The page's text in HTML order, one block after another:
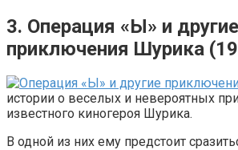
3. Операция «Ы» и другие
приключения Шурика
истории о веселых и невероятных
известного киногероя Шурика.
В одной из них ему предстоит